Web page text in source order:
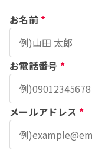
お名前 *
お電話番号 *
メールアドレス *